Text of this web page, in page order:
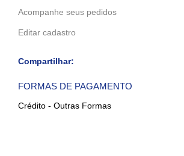
Acompanhe seus pedidos
Editar cadastro
Compartilhar:
FORMAS DE PAGAMENTO
Crédito - Outras Formas